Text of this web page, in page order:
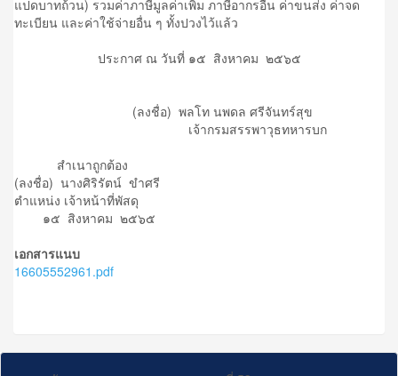
แปดบาทถ้วน) รวมค่าภาษีมูลค่าเพิ่ม ภาษีอากรอื่น ค่าขนส่ง ค่าจด
ทะเบียน และค่าใช้จ่ายอื่น ๆ ทั้งปวงไว้แล้ว
ประกาศ ณ วันที่ ๑๕ สิงหาคม ๒๕๖๕
(ลงชื่อ) พลโท นพดล ศรีจันทร์สุข
เจ้ากรมสรรพาวุธทหารบก
สำเนาถูกต้อง
(ลงชื่อ) นางศิริรัตน์ ขำศรี
ตำแหน่ง เจ้าหน้าที่พัสดุ
๑๕ สิงหาคม ๒๕๖๕
เอกสารแนบ
16605552961.pdf